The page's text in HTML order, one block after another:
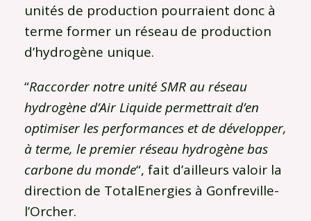
unités de production pourraient donc à
terme former un réseau de production
d’hydrogène unique.
“Raccorder notre unité SMR au réseau
hydrogène d’Air Liquide permettrait d’en
optimiser les performances et de développer,
à terme, le premier réseau hydrogène bas
carbone du monde“, fait d’ailleurs valoir la
direction de TotalEnergies à Gonfreville-
l’Orcher.